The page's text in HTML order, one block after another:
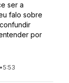
ser a
falo sobre
por
•5:53